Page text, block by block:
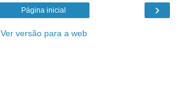
›
Página inicial
Ver versão para a web